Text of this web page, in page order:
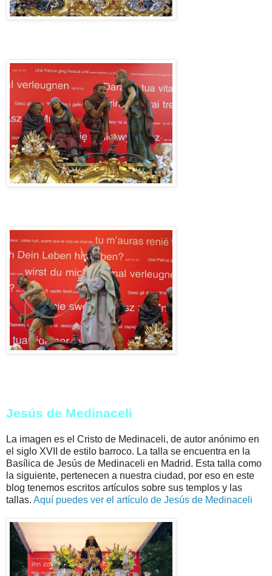
Jesús de Medinaceli
La imagen es el Cristo de Medinaceli, de autor anónimo en
el siglo XVII de estilo barroco. La talla se encuentra en la
Basílica de Jesús de Medinaceli en Madrid. Esta talla como
la siguiente, pertenecen a nuestra ciudad, por eso en este
blog tenemos escritos artículos sobre sus templos y las
tallas. Aquí puedes ver el artículo de Jesús de Medinaceli